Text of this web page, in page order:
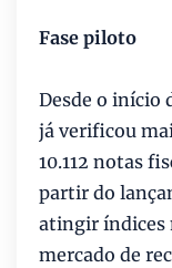
Fase piloto
Desde o início
já verificou
10.112 notas
partir do
atingir índices
mercado de